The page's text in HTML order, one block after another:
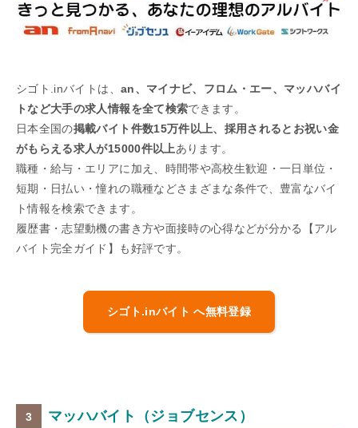
シゴト.inバイトは、 an、マイナビ、フロム・エー、マッハバイ
トなど大手の求人情報を全て検索できます。
日本全国の掲載バイト件数15万件以上、採用されるとお祝い金
がもらえる求人が15000件以上あります。
職種・給与・エリアに加え、時間帯や高校生歓迎・一日単位・
短期・日払い・憧れの職種などさまざまな条件で、豊富なバイ
ト情報を検索できます。
履歴書・志望動機の書き方や面接時の心得などが分かる【アル
バイト完全ガイド】も好評です。
シゴト.inバイト へ無料登録
マッハバイト（ジョブセンス）